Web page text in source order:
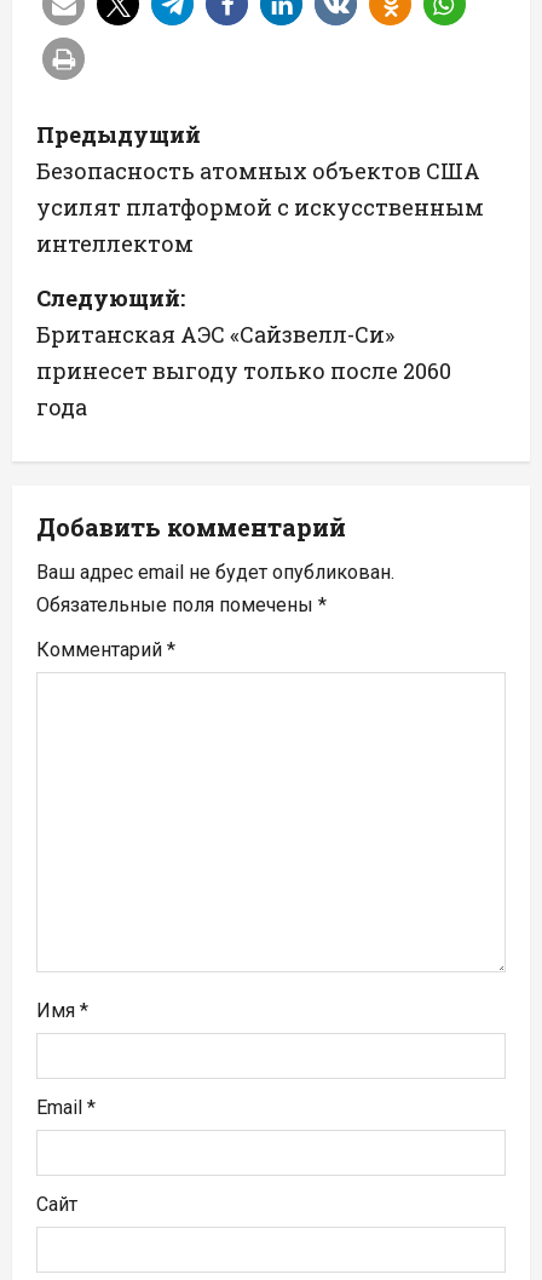
Н
а
в
г
а
ц
и
я
п
о
з
м
Предыдущий
Безопасность атомных объектов США
усилят платформой с искусственным
интеллектом
Следующий:
Британская АЭС «Сайзвелл-Си»
принесет выгоду только после 2060
года
Добавить комментарий
Ваш адрес email не будет опубликован.
Обязательные поля помечены *
Комментарий *
Имя *
Email *
Сайт